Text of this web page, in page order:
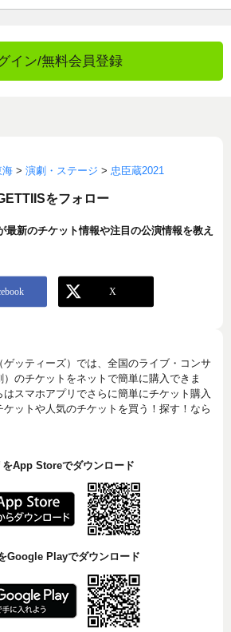
イン/無料会員登録
海 > 演劇・ステージ > 忠臣蔵2021
をフォロー
最新のチケット情報や注目の公演情報を教え
ッティーズ）では、全国のライブ・コンサ
のチケットをネットで簡単に購入できま
スマホアプリでさらに簡単にチケット購入
ットや人気のチケットを買う！探す！なら
をApp Storeでダウンロード
Google Playでダウンロード